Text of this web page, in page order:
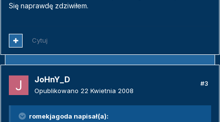
Się naprawdę zdziwiłem.
Cytuj
JoHnY_D
Opublikowano 22 Kwietnia 2008
#3
romekjagoda napisał(a):